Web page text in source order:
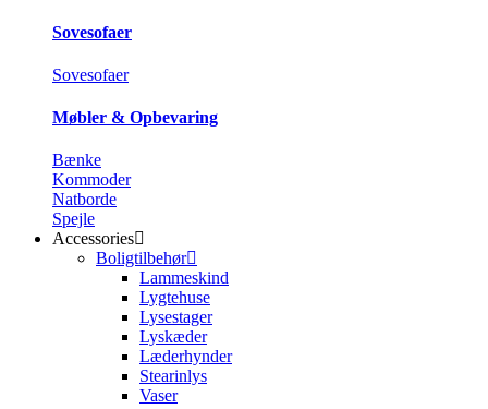
Sovesofaer
Sovesofaer
Møbler & Opbevaring
Bænke
Kommoder
Natborde
Spejle
Accessories
Boligtilbehør
Lammeskind
Lygtehuse
Lysestager
Lyskæder
Læderhynder
Stearinlys
Vaser